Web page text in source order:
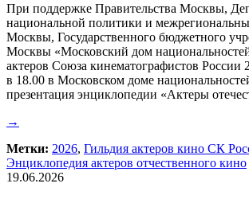
При поддержке Правительства Москвы,
национальной политики и
Москвы, Государственного бюджетного
Москвы «Московский дом
актеров Союза кинематографистов России
в 18.00 в Московском доме
презентация энциклопедии «Актеры
→
Метки: 2026, Гильдия актеров кино СК
Энциклопедия актеров отчественного кино
19.06.2026